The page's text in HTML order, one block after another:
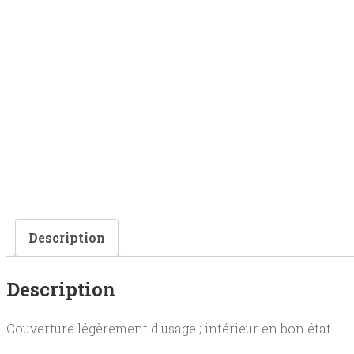
Description
Description
Couverture légèrement d’usage ; intérieur en bon état.